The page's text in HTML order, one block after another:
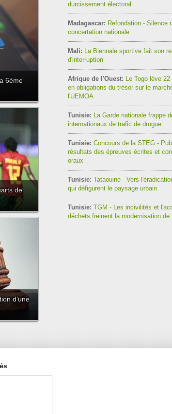
6ème
de
d'une
durcissement électoral
Madagascar: Refondation - Silence
concertation nationale
Mali: La Biennale sportive fait son
d'interruption
Afrique de l'Ouest: Le Togo lève
en obligations du trésor sur le
l'UEMOA
Tunisie: La Garde nationale frappe
internationaux de trafic de drogue
Tunisie: Concours de la STEG -
résultats des épreuves écrites et
oraux
Tunisie: Tataouine - Vers
qui défigurent le paysage urbain
Tunisie: TGM - Les incivilités et
déchets freinent la modernisation de